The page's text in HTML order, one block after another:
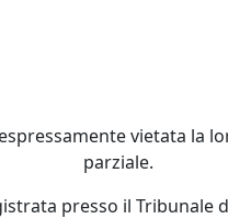
vietata la
parziale.
presso il Tribunale